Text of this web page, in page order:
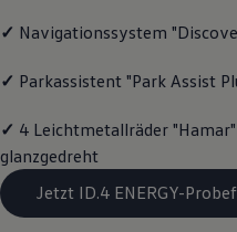
Warn- und
Live
Lifestyle
Familie
✓ Navigationssystem
✓ Parkassistent "Park Assist
✓ 4 Leichtmetallräder
glanzgedreht
Jetzt ID.4 ENERGY-